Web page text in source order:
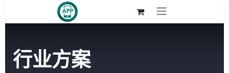
行业方案